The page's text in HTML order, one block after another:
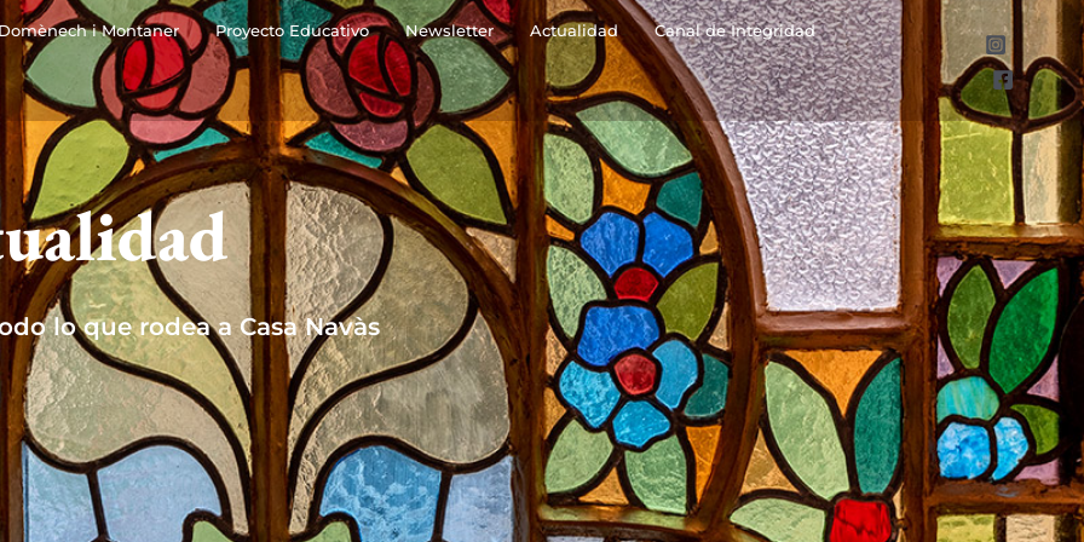
Domènech i Montaner Proyecto Educativo Newsletter Actualidad Canal de Integridad
lo que rodea a Casa Navàs